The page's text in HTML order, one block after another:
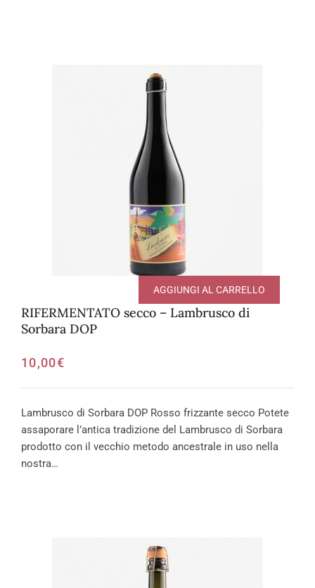
RIFERMENTATO secco – Lambrusco di
Sorbara DOP
10,00€
AGGIUNGI AL CARRELLO
Lambrusco di Sorbara DOP Rosso frizzante secco Potete
assaporare l’antica tradizione del Lambrusco di Sorbara
prodotto con il vecchio metodo ancestrale in uso nella
nostra…